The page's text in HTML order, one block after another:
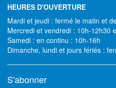
HEURES D'OUVERTURE
Mardi et jeudi : fermé le matin et
Mercredi et vendredi : 10h-12h30
Samedi : en continu : 10h-16h
Dimanche, lundi et jours fériés :
S'abonner